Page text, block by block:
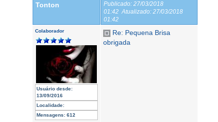
Tonton Publicado: 27/03/2018
01:42 Atualizado: 27/03/2018
01:42
Colaborador
Usuário desde:
13/09/2016
Localidade:
Mensagens: 612
Re: Pequena Brisa
obrigada